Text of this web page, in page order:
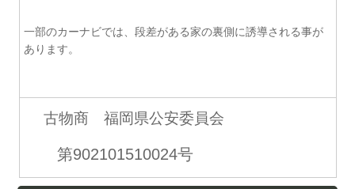
一部のカーナビでは、段差がある家の裏側に誘導される事が
あります。
古物商 福岡県公安委員会
第902101510024号